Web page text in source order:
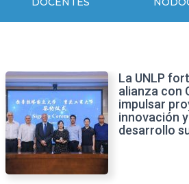
La UNLP
alianza con
impulsar
innovación y
desarrollo